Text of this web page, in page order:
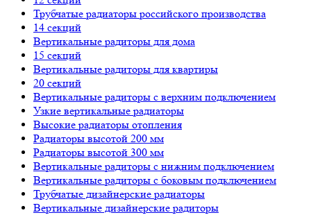
Трубчатые радиаторы российского производства
14 секций
Вертикальные радиторы для дома
15 секций
Вертикальные радиторы для квартиры
20 секций
Вертикальные радиторы с верхним подключением
Узкие вертикальные радиаторы
Высокие радиаторы отопления
Радиаторы высотой 200 мм
Радиаторы высотой 300 мм
Вертикальные радиторы с нижним подключением
Вертикальные радиторы с боковым подключением
Трубчатые дизайнерские радиаторы
Вертикальные дизайнерские радиторы